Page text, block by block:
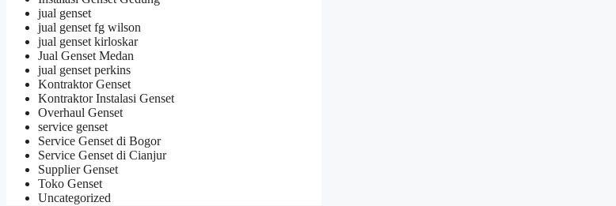
jual genset
jual genset fg wilson
jual genset kirloskar
Jual Genset Medan
jual genset perkins
Kontraktor Genset
Kontraktor Instalasi Genset
Overhaul Genset
service genset
Service Genset di Bogor
Service Genset di Cianjur
Supplier Genset
Toko Genset
Uncategorized